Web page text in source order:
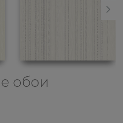
обои